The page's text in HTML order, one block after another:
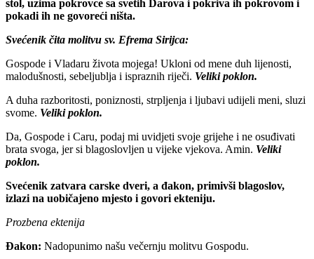
stol, uzima pokrovce sa svetih Darova i pokriva ih pokrovom i
pokadi ih ne govoreći ništa.
Svećenik čita molitvu sv. Efrema Sirijca:
Gospode i Vladaru života mojega! Ukloni od mene duh lijenosti,
malodušnosti, sebeljublja i ispraznih riječi. Veliki poklon.
A duha razboritosti, poniznosti, strpljenja i ljubavi udijeli meni, sluzi
svome. Veliki poklon.
Da, Gospode i Caru, podaj mi uvidjeti svoje grijehe i ne osuđivati
brata svoga, jer si blagoslovljen u vijeke vjekova. Amin. Veliki
poklon.
Svećenik zatvara carske dveri, a đakon, primivši blagoslov,
izlazi na uobičajeno mjesto i govori ekteniju.
Prozbena ektenija
Đakon: Nadopunimo našu večernju molitvu Gospodu.